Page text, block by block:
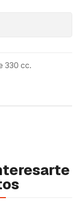
330 cc.